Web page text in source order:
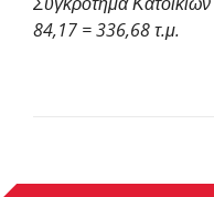
84,17 = 336,68 τ.μ.